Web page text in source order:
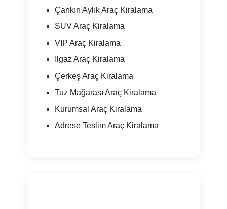
Çankırı Aylık Araç Kiralama
SUV Araç Kiralama
VIP Araç Kiralama
Ilgaz Araç Kiralama
Çerkeş Araç Kiralama
Tuz Mağarası Araç Kiralama
Kurumsal Araç Kiralama
Adrese Teslim Araç Kiralama